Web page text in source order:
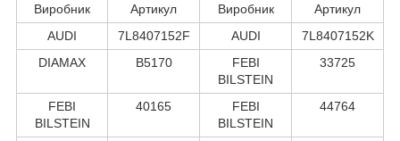
Виробник Артикул Виробник
Артикул
AUDI
7L8407152F AUDI
7L8407152K
DIAMAX
B5170
FEBI
BILSTEIN
33725
FEBI
BILSTEIN
40165
FEBI
BILSTEIN
44764